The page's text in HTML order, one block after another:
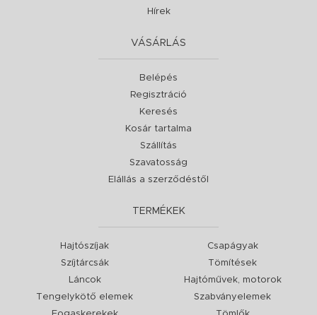
Hírek
VÁSÁRLÁS
Belépés
Regisztráció
Keresés
Kosár tartalma
Szállítás
Szavatosság
Elállás a szerződéstől
TERMÉKEK
Hajtószíjak
Szíjtárcsák
Láncok
Tengelykötő elemek
Csapágyak
Tömítések
Hajtóművek, motorok
Szabványelemek